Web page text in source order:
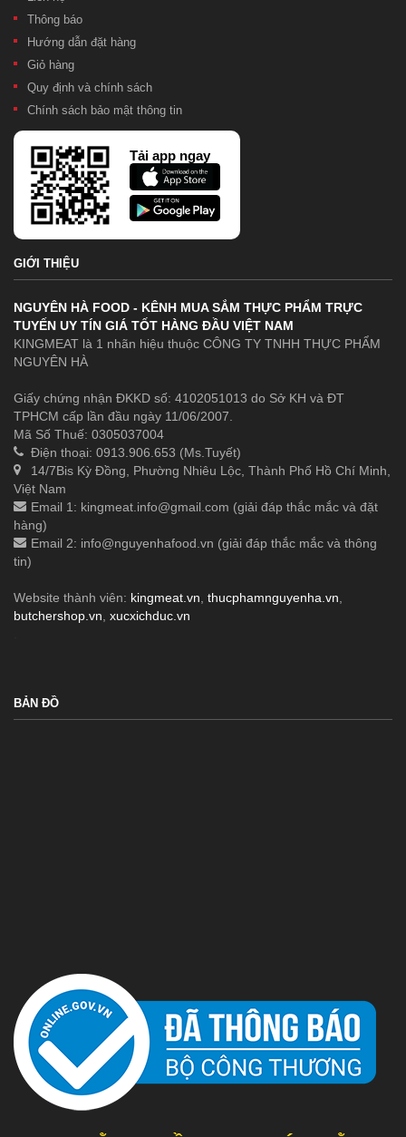
Thông báo
Hướng dẫn đặt hàng
Giỏ hàng
Quy định và chính sách
Chính sách bảo mật thông tin
Tải app ngay
GIỚI THIỆU
NGUYÊN HÀ FOOD - KÊNH MUA SẮM THỰC PHẨM TRỰC
TUYẾN UY TÍN GIÁ TỐT HÀNG ĐẦU VIỆT NAM
KINGMEAT là 1 nhãn hiệu thuộc CÔNG TY TNHH THỰC PHẨM
NGUYÊN HÀ
Giấy chứng nhận ĐKKD số: 4102051013 do Sở KH và ĐT
TPHCM cấp lần đầu ngày 11/06/2007.
Mã Số Thuế: 0305037004
Điện thoại: 0913.906.653 (Ms.Tuyết)
14/7Bis Kỳ Đồng, Phường Nhiêu Lộc, Thành Phố Hồ Chí Minh,
Việt Nam
Email 1: kingmeat.info@gmail.com (giải đáp thắc mắc và đặt
hàng)
Email 2: info@nguyenhafood.vn (giải đáp thắc mắc và thông
tin)
Website thành viên: kingmeat.vn, thucphamnguyenha.vn,
butchershop.vn, xucxichduc.vn
BẢN ĐỒ